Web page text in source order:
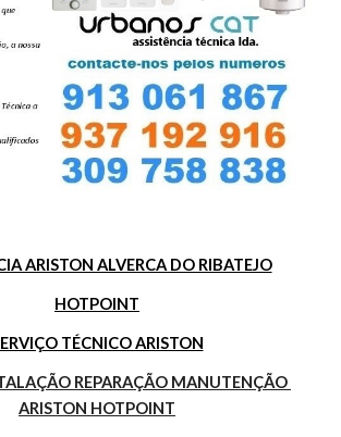
ARISTON ALVERCA DO RIBATEJO
HOTPOINT
TÉCNICO ARISTON
REPARAÇÃO MANUTENÇÃO
ARISTON HOTPOINT